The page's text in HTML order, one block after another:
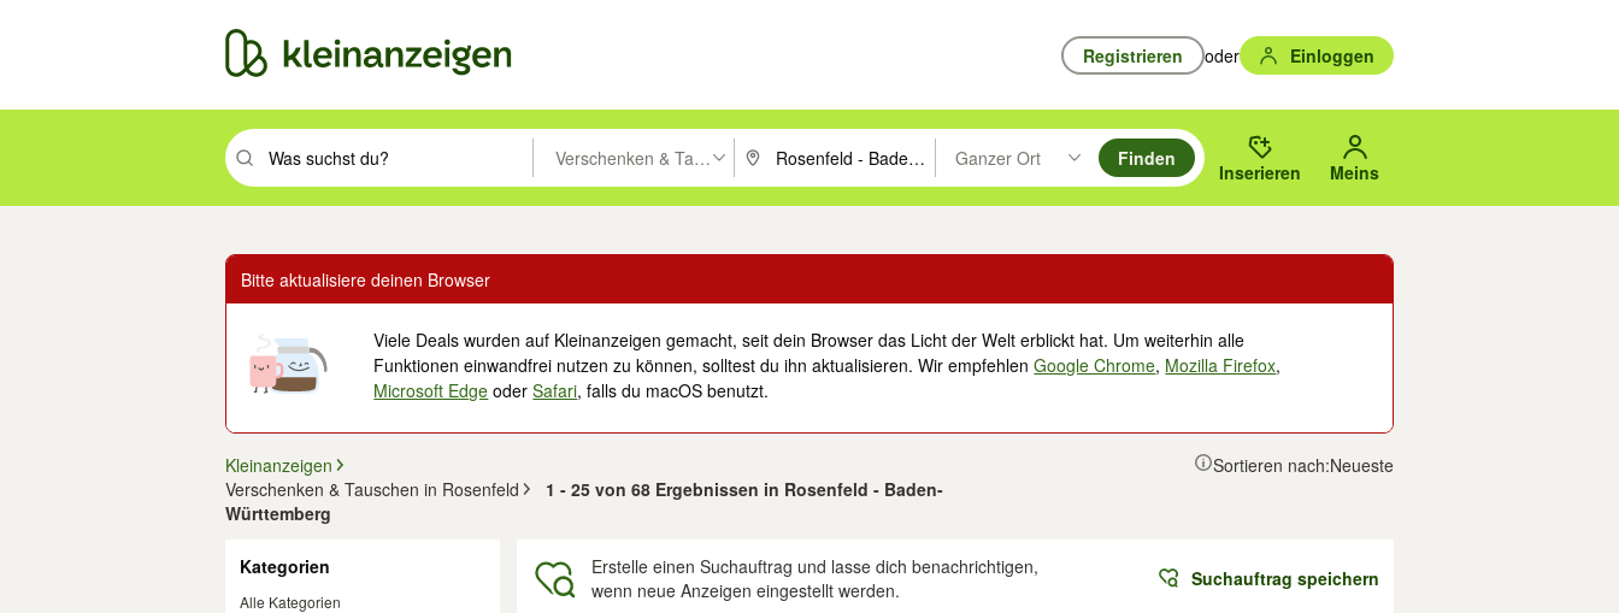
Registrieren oder Einloggen
Suchbegriff eingeben. Eingabetaste drücken um zu suchen, oder Vorschläge mit den Pfeiltasten nach oben/unten durchsuchen und mit Eingabetaste auswählen.
Verschenken & TauschenPLZ oder Ort eingeben. Eingabetaste drücken um zu suchen, oder Vorschläge mit den Pfeiltasten nach oben/
Ganzer Ort
Suche im Umkreis des gewählten Orts oder PLZ.
Finden
Inserieren Meins
Bitte aktualisiere deinen Browser
Viele Deals wurden auf Kleinanzeigen gemacht, seit dein Browser das Licht der Welt erblickt hat. Um weiterhin alle
Funktionen einwandfrei nutzen zu können, solltest du ihn aktualisieren. Wir empfehlenGoogle Chrome, Mozilla Firefox,
Microsoft Edge oderSafari, falls du macOS benutzt.
Kleinanzeigen
Verschenken & Tauschen in Rosenfeld
1 - 25 von 68 Ergebnissen in Rosenfeld - Baden-
Württemberg
Sortieren nach:Neueste
Kategorien
Alle Kategorien
Erstelle einen Suchauftrag und lasse dich benachrichtigen,
wenn neue Anzeigen eingestellt werden.
Suchauftrag speichern